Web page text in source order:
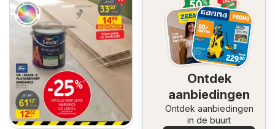
Ontdek
aanbiedingen
Ontdek aanbiedingen
in de buurt